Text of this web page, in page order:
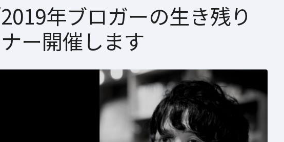
年ブロガーの生き残り
ー開催します